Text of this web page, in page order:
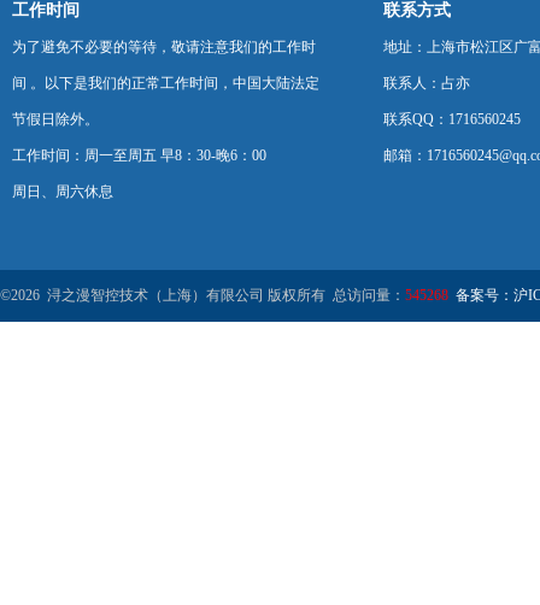
工作时间
为了避免不必要的等待，敬请注意我们的工作时
间 。以下是我们的正常工作时间，中国大陆法定
节假日除外。
工作时间：周一至周五 早8：30-晚6：00
周日、周六休息
联系方式
地址：上海市松江区广
联系人：占亦
联系QQ：1716560245
邮箱：
©2026 浔之漫智控技术（上海）有限公司 版权所有 总访问量： 545268 备案号：沪